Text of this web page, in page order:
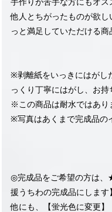
他人とちがったものが欲
っと満足していただける商
※剥離紙をいっきにはがし
っくり丁寧にはがし、お持
※この商品は耐水ではあり
※写真はあくまで完成品の
◎完成品をご希望の方は
援うちわの完成品にします
他にも、【蛍光色に変更